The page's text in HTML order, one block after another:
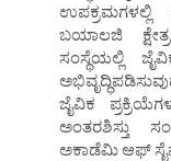
ಉಪಕ್ರಮಗಳಲ್ಲಿ
ಬಯಾಲಜಿ
ಸಂಸ್ಥೆಯಲ್ಲಿ
ಜೈವಿಕ
ಅಂತರಶಿಸ್ತು
ಅಕಾಡೆಮಿ ಆಫ್